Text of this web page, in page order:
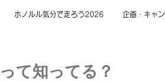
ホノルル気分で走ろう2026 企画・キャ
て知ってる？